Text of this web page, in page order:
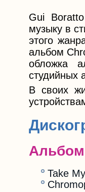
Gui
музыку в
этого
альбом
обложка
студийных
В своих
Take